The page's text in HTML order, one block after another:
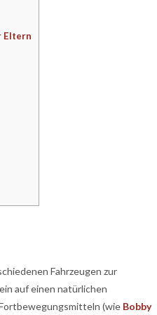
Eltern
Fahrzeugen zur
auf einen natürlichen
(wie Bobby